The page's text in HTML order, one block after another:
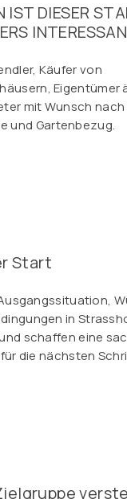
IST DIESER
Käufer von
Eigentümer
mit Wunsch
und Gartenbezug.
Start
in
schaffen eine
die nächsten